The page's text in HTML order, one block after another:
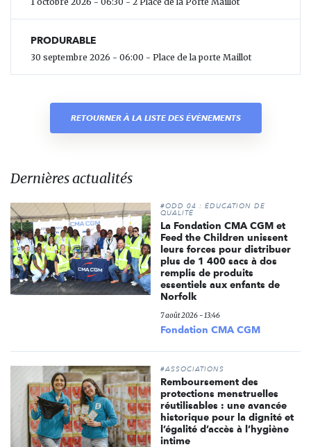
PRODURABLE
30 septembre 2026 - 06:00 - Place de la porte Maillot
RETOURNER À LA LISTE DES ÉVÈNEMENTS
Dernières actualités
#ODD 04 : ÉDUCATION DE
QUALITÉ
La Fondation CMA CGM et
Feed the Children unissent
leurs forces pour distribuer
plus de 1 400 sacs à dos
remplis de produits
essentiels aux enfants de
Norfolk
7 août 2026 - 13:46
Fondation CMA CGM
#ASSOCIATIONS
Remboursement des
protections menstruelles
réutilisables : une avancée
historique pour la dignité et
l’égalité d’accès à l’hygiène
intime